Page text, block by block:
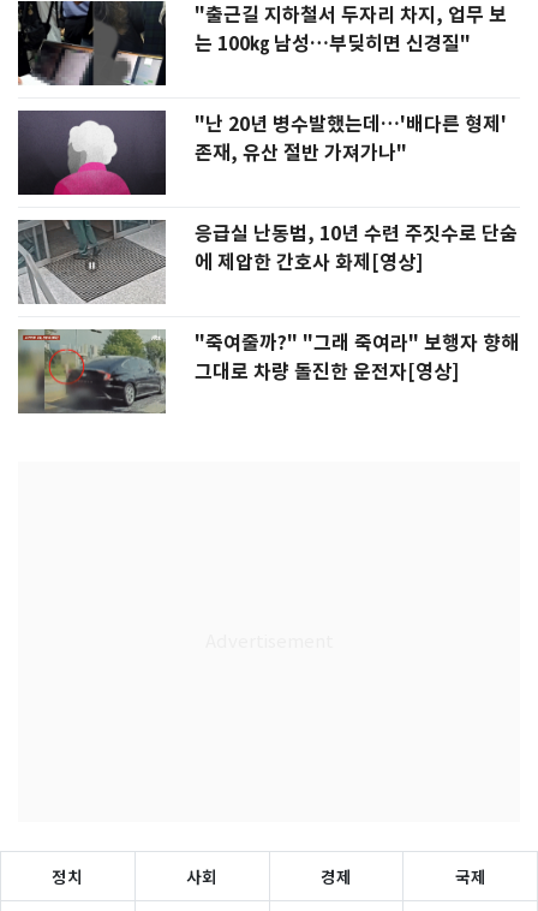
"출근길 지하철서 두자리 차지, 업무 보
는 100㎏ 남성…부딪히면 신경질"
"난 20년 병수발했는데…'배다른 형제'
존재, 유산 절반 가져가나"
응급실 난동범, 10년 수련 주짓수로 단숨
에 제압한 간호사 화제[영상]
"죽여줄까?" "그래 죽여라" 보행자 향해
그대로 차량 돌진한 운전자[영상]
정치 사회 경제 국제